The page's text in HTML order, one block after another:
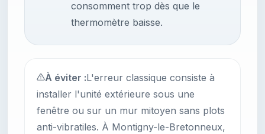
consomment trop dès que le
thermomètre baisse.
À éviter :L'erreur classique consiste à
installer l'unité extérieure sous une
fenêtre ou sur un mur mitoyen sans plots
anti-vibratiles. À Montigny-le-Bretonneux,